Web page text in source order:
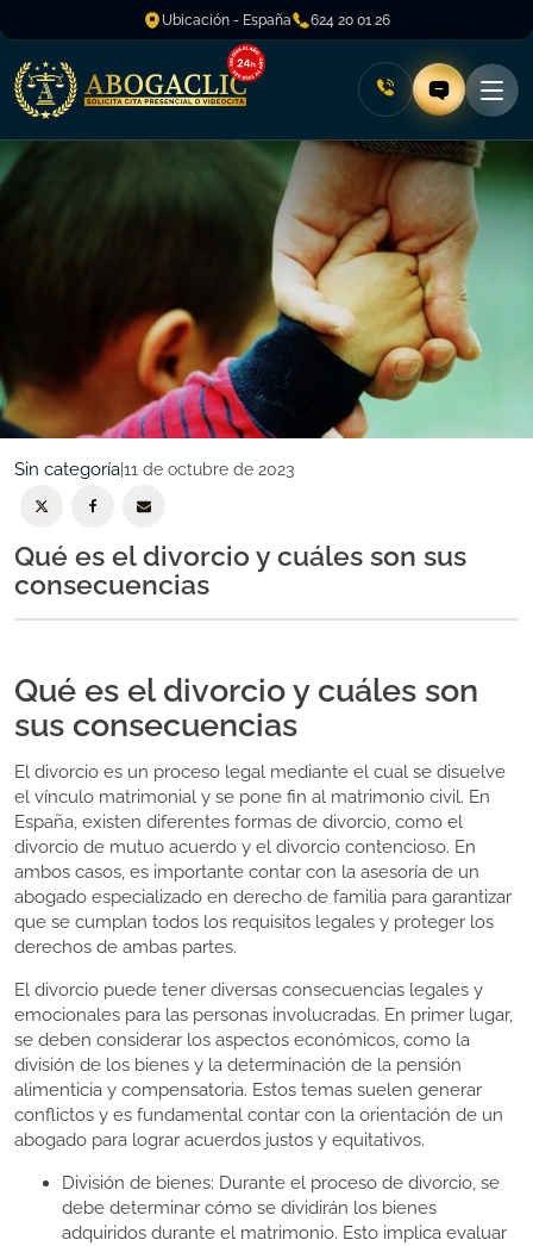
Ubicación - España 624 20 01 26
Sin categoría11 de octubre de 2023
Qué es el divorcio y cuáles son sus
consecuencias
Qué es el divorcio y cuáles son
sus consecuencias
El divorcio es un proceso legal mediante el cual se disuelve
el vínculo matrimonial y se pone fin al matrimonio civil. En
España, existen diferentes formas de divorcio, como el
divorcio de mutuo acuerdo y el divorcio contencioso. En
ambos casos, es importante contar con la asesoría de un
abogado especializado en derecho de familia para garantizar
que se cumplan todos los requisitos legales y proteger los
derechos de ambas partes.
El divorcio puede tener diversas consecuencias legales y
emocionales para las personas involucradas. En primer lugar,
se deben considerar los aspectos económicos, como la
división de los bienes y la determinación de la pensión
alimenticia y compensatoria. Estos temas suelen generar
conflictos y es fundamental contar con la orientación de un
abogado para lograr acuerdos justos y equitativos.
División de bienes: Durante el proceso de divorcio, se
debe determinar cómo se dividirán los bienes
adquiridos durante el matrimonio. Esto implica evaluar